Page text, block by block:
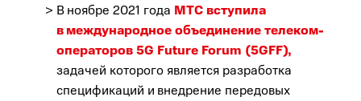
В ноябре 2021 года МТС вступила
в международное объединение телеком-
операторов 5G Future Forum (5GFF),
задачей которого является разработка
спецификаций и внедрение передовых